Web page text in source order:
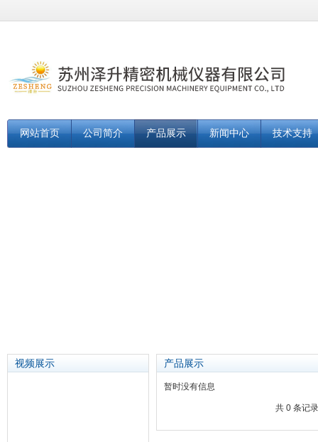
网站首页 公司简介 产品展示 新闻中心 技术支持
视频展示 产品展示
暂时没有信息
共 0 条记